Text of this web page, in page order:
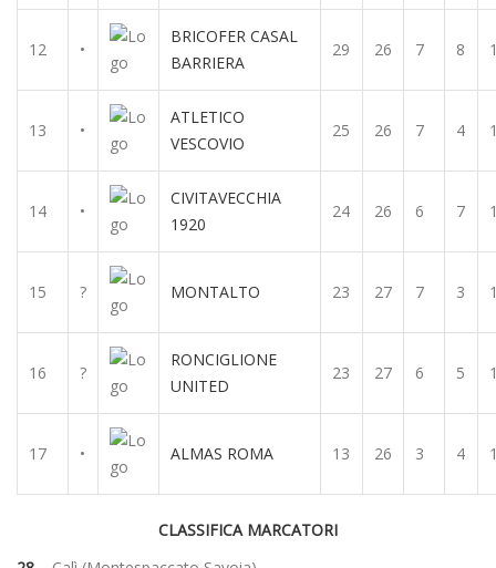
12 •
BRICOFER CASAL
BARRIERA
29 26 7 8
13 •
ATLETICO
VESCOVIO
25 26 7 4
14 •
CIVITAVECCHIA
1920
24 26 6 7
15 ? MONTALTO 23 27 7 3
16 ?
RONCIGLIONE
UNITED
23 27 6 5
17 • ALMAS ROMA 13 26 3 4
CLASSIFICA MARCATORI